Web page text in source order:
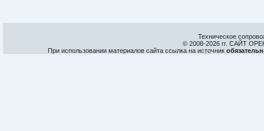
Техническое
© 2008-2026 гг. САЙТ
При использовании материалов сайта ссылка на источник